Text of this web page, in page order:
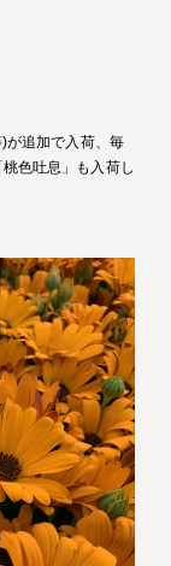
が追加で入荷、毎
色吐息」も入荷し